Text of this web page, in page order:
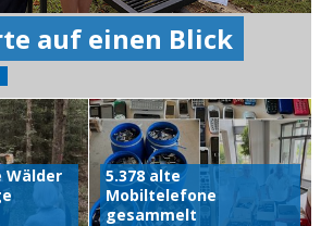
auf einen Blick
Wälder
5.378 alte
Mobiltelefone
gesammelt